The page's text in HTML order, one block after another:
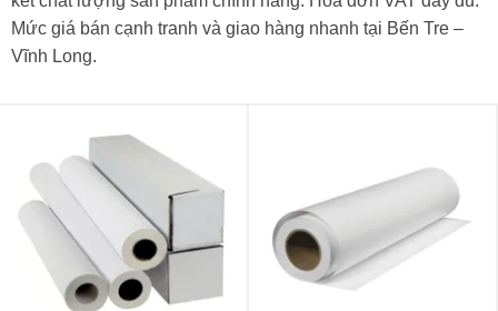
Mức giá bán cạnh tranh và giao hàng nhanh tại Bến Tre –
Vĩnh Long.